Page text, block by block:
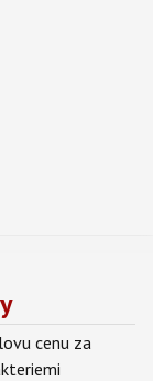
cenu za